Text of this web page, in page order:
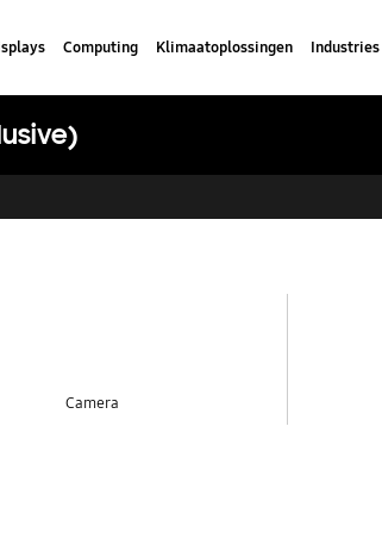
Computing Klimaatoplossingen Industries
Camera